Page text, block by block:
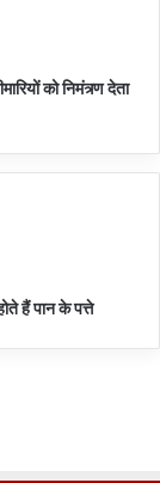
को निमंत्र्ण देता
हैं पान के पत्ते